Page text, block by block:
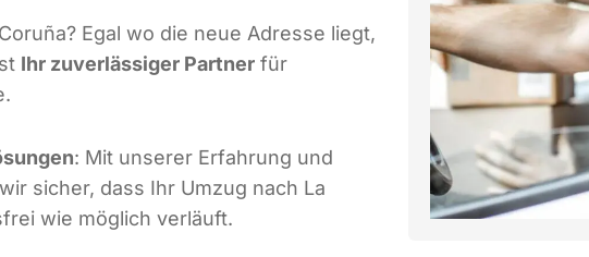
Egal wo die neue Adresse liegt,
Ihr zuverlässiger Partner für
: Mit unserer Erfahrung und
sicher, dass Ihr Umzug nach La
wie möglich verläuft.